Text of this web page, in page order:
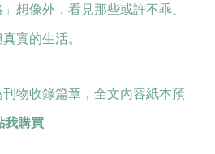
」想像外，看見那些或許不乖、
實的生活。
物收錄篇章，全文內容紙本預
我購買